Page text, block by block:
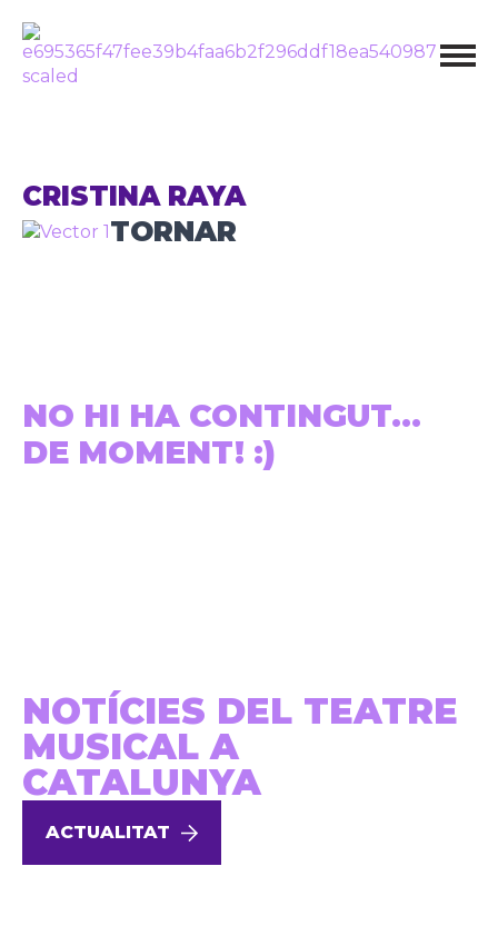
CRISTINA RAYA
TORNAR
NO HI HA CONTINGUT...
DE MOMENT! :)
NOTÍCIES DEL TEATRE
MUSICAL A
CATALUNYA
ACTUALITAT